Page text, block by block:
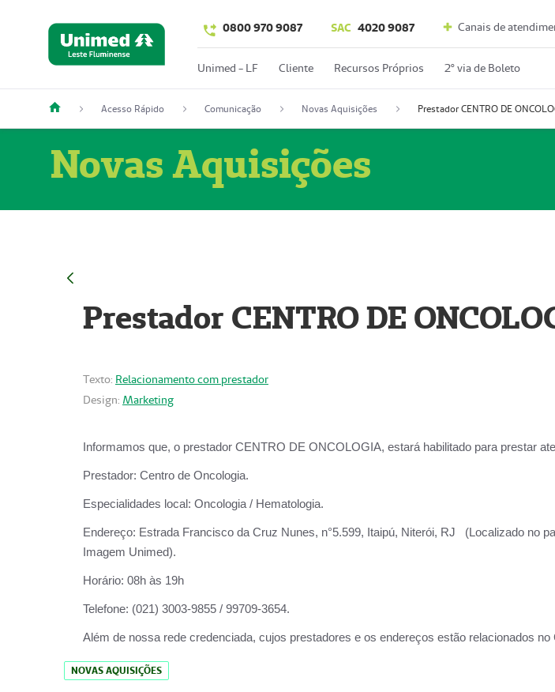
0800 970 9087 SAC 4020 9087 Canais de
Unimed - LF Cliente Recursos Próprios 2º via de Boleto
Acesso Rápido Comunicação Novas Aquisições Prestador CENTRO DE
Novas Aquisições
Prestador CENTRO DE
Texto: Relacionamento com prestador
Design: Marketing
Informamos que, o prestador CENTRO DE ONCOLOGIA, estará habilitado para prestar
Prestador: Centro de Oncologia.
Especialidades local: Oncologia / Hematologia.
Endereço: Estrada Francisco da Cruz Nunes, n°5.599, Itaipú, Niterói, RJ (Localizado no
Imagem Unimed).
Horário: 08h às 19h
Telefone: (021) 3003-9855 / 99709-3654.
Além de nossa rede credenciada, cujos prestadores e os endereços estão relacionados no
NOVAS AQUISIÇÕES